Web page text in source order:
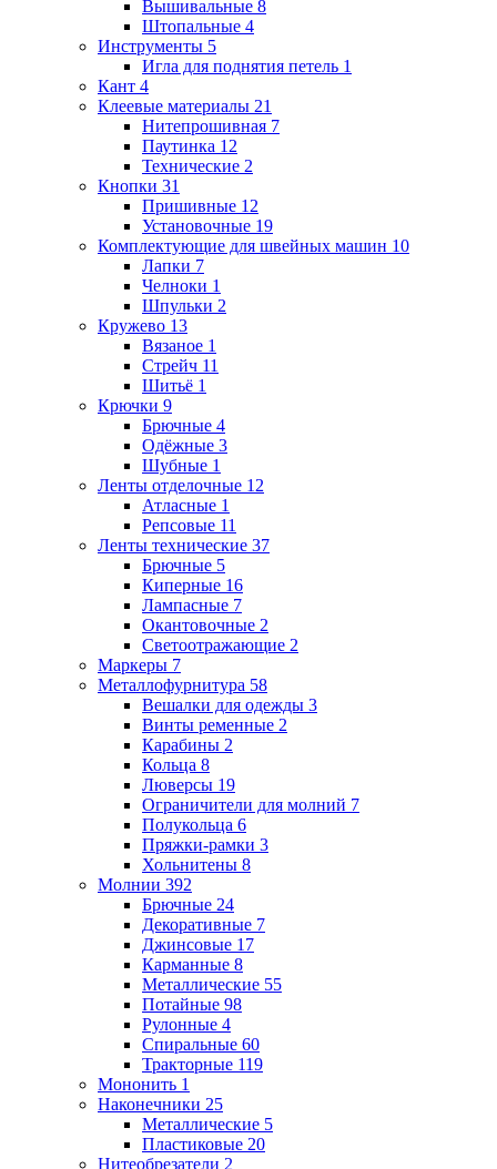
Вышивальные 8
Штопальные 4
Инструменты 5
Игла для поднятия петель 1
Кант 4
Клеевые материалы 21
Нитепрошивная 7
Паутинка 12
Технические 2
Кнопки 31
Пришивные 12
Установочные 19
Комплектующие для швейных машин 10
Лапки 7
Челноки 1
Шпульки 2
Кружево 13
Вязаное 1
Стрейч 11
Шитьё 1
Крючки 9
Брючные 4
Одёжные 3
Шубные 1
Ленты отделочные 12
Атласные 1
Репсовые 11
Ленты технические 37
Брючные 5
Киперные 16
Лампасные 7
Окантовочные 2
Светоотражающие 2
Маркеры 7
Металлофурнитура 58
Вешалки для одежды 3
Винты ременные 2
Карабины 2
Кольца 8
Люверсы 19
Ограничители для молний 7
Полукольца 6
Пряжки-рамки 3
Хольнитены 8
Молнии 392
Брючные 24
Декоративные 7
Джинсовые 17
Карманные 8
Металлические 55
Потайные 98
Рулонные 4
Спиральные 60
Тракторные 119
Мононить 1
Наконечники 25
Металлические 5
Пластиковые 20
Нитеобрезатели 2